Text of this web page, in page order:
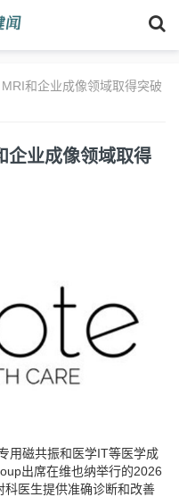
和企业成像领域取得突破
企业成像领域取得
用磁共振和医学IT等医学成
出席在维也纳举行的2026
医生提供准确诊断和改善